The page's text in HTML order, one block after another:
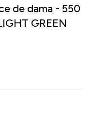
de dama - 550
GREEN